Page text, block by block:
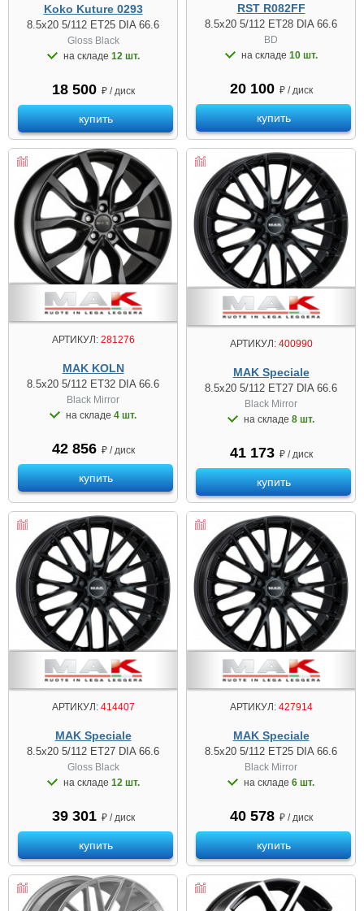
Koko Kuture 0293
8.5x20 5/112 ET25 DIA 66.6
Gloss Black
на складе 12 шт.
18 500 ₽ / диск
купить
RST R082FF
8.5x20 5/112 ET28 DIA 66.6
BD
на складе 10 шт.
20 100 ₽ / диск
купить
АРТИКУЛ:281276
MAK KOLN
8.5x20 5/112 ET32 DIA 66.6
Black Mirror
на складе 4 шт.
42 856 ₽ / диск
купить
АРТИКУЛ:400990
MAK Speciale
8.5x20 5/112 ET27 DIA 66.6
Black Mirror
на складе 8 шт.
41 173 ₽ / диск
купить
АРТИКУЛ:414407
MAK Speciale
8.5x20 5/112 ET27 DIA 66.6
Gloss Black
на складе 12 шт.
39 301 ₽ / диск
купить
АРТИКУЛ:427914
MAK Speciale
8.5x20 5/112 ET25 DIA 66.6
Black Mirror
на складе 6 шт.
40 578 ₽ / диск
купить